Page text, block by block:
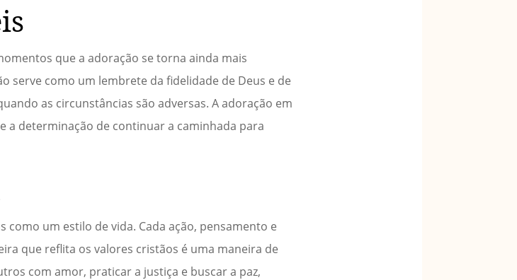
que a adoração se torna ainda mais
serve como um lembrete da fidelidade de Deus e de
as circunstâncias são adversas. A adoração em
a determinação de continuar a caminhada para
um estilo de vida. Cada ação, pensamento e
que reflita os valores cristãos é uma maneira de
com amor, praticar a justiça e buscar a paz,